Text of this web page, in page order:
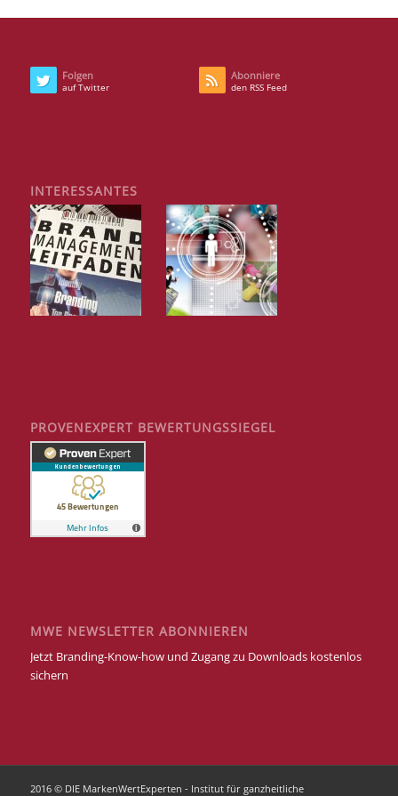
Folgen
auf Twitter
Abonniere
den RSS Feed
INTERESSANTES
PROVENEXPERT BEWERTUNGSSIEGEL
MWE NEWSLETTER ABONNIEREN
Jetzt Branding-Know-how und Zugang zu Downloads kostenlos
sichern
2016 © DIE MarkenWertExperten - Institut für ganzheitliche